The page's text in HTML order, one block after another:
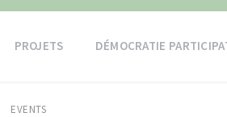
PROJETS DÉMOCRATIE
EVENTS